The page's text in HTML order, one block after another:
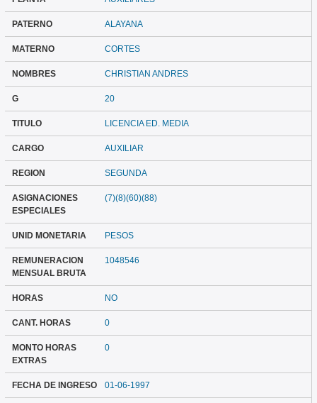
PATERNO ALAYANA
MATERNO CORTES
NOMBRES CHRISTIAN ANDRES
G 20
TITULO LICENCIA ED. MEDIA
CARGO AUXILIAR
REGION SEGUNDA
ASIGNACIONES
ESPECIALES
(7)(8)(60)(88)
UNID MONETARIA PESOS
REMUNERACION
MENSUAL BRUTA
1048546
HORAS NO
CANT. HORAS 0
MONTO HORAS
EXTRAS
0
FECHA DE INGRESO 01-06-1997